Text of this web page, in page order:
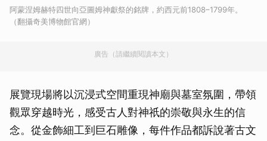
阿蒙涅姆赫特四世向亞圖姆神獻祭的銘牌，約西元前1808–1799年。
（翻攝奇美博物館官網）
廣告（請繼續閱讀本文）
展覽現場將以沉浸式空間重現神廟與墓室氛圍，帶領
觀眾穿越時光，感受古人對神祇的崇敬與永生的信
念。從金飾細工到巨石雕像，每件作品都訴說著古文